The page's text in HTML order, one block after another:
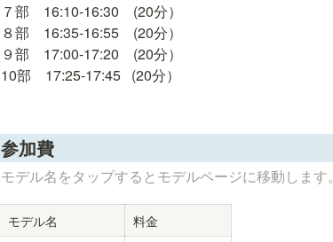
７部　16:10-16:30　(20分）
８部　16:35-16:55　(20分）
９部　17:00-17:20　(20分）
10部　17:25-17:45   (20分）
参加費
モデル名をタップするとモデルページに移動します。
モデル名
料金